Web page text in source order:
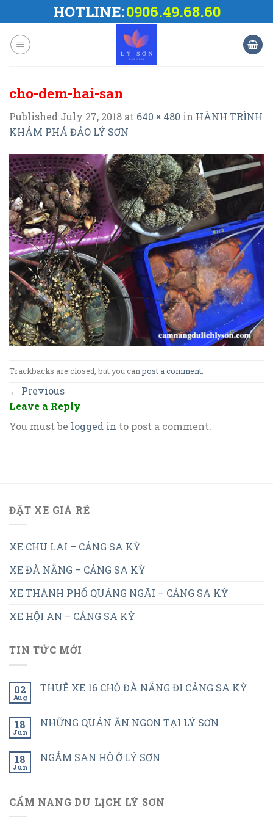
to
content
HOTLINE:0906.49.68.60
cho-dem-hai-san
Published July 27, 2018 at 640 × 480 in HÀNH TRÌNH
KHÁM PHÁ ĐẢO LÝ SƠN
Trackbacks are closed, but you canpost a comment
← Previous
Leave a Reply
You must be logged in to post a comment.
ĐẶT XE GIÁ RẺ
XE CHU LAI – CẢNG SA KỲ
XE ĐÀ NẴNG – CẢNG SA KỲ
XE THÀNH PHỐ QUẢNG NGÃI – CẢNG SA KỲ
XE HỘI AN – CẢNG SA KỲ
TIN TỨC MỚI
02
Aug
THUÊ XE 16 CHỖ ĐÀ NẴNG ĐI CẢNG SA KỲ
18
Jun
NHỮNG QUÁN ĂN NGON TẠI LÝ SƠN
18
Jun
NGẮM SAN HÔ Ở LÝ SƠN
CẨM NANG DU LỊCH LÝ SƠN